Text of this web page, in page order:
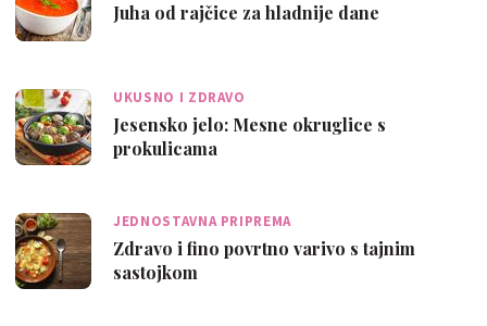
Juha od rajčice za hladnije dane
UKUSNO I ZDRAVO
Jesensko jelo: Mesne okruglice s
prokulicama
JEDNOSTAVNA PRIPREMA
Zdravo i fino povrtno varivo s tajnim
sastojkom